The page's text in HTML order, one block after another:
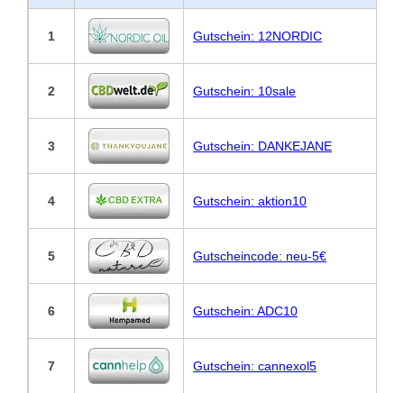
1 Gutschein: 12NORDIC
2 Gutschein: 10sale
3 Gutschein: DANKEJANE
4 Gutschein: aktion10
5 Gutscheincode: neu-5€
6 Gutschein: ADC10
7 Gutschein: cannexol5